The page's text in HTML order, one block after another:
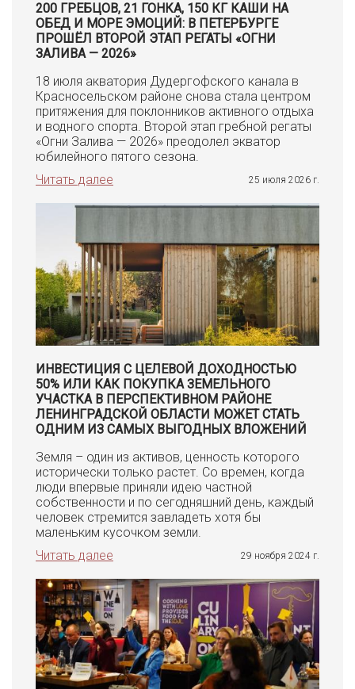
200 ГРЕБЦОВ, 21 ГОНКА, 150 КГ КАШИ НА
ОБЕД И МОРЕ ЭМОЦИЙ: В ПЕТЕРБУРГЕ
ПРОШЁЛ ВТОРОЙ ЭТАП РЕГАТЫ «ОГНИ
ЗАЛИВА — 2026»
18 июля акватория Дудергофского канала в
Красносельском районе снова стала центром
притяжения для поклонников активного отдыха
и водного спорта. Второй этап гребной регаты
«Огни Залива — 2026» преодолел экватор
юбилейного пятого сезона.
Читать далее
25 июля 2026 г.
ИНВЕСТИЦИЯ С ЦЕЛЕВОЙ ДОХОДНОСТЬЮ
50% ИЛИ КАК ПОКУПКА ЗЕМЕЛЬНОГО
УЧАСТКА В ПЕРСПЕКТИВНОМ РАЙОНЕ
ЛЕНИНГРАДСКОЙ ОБЛАСТИ МОЖЕТ СТАТЬ
ОДНИМ ИЗ САМЫХ ВЫГОДНЫХ ВЛОЖЕНИЙ
Земля – один из активов, ценность которого
исторически только растет. Со времен, когда
люди впервые приняли идею частной
собственности и по сегодняшний день, каждый
человек стремится завладеть хотя бы
маленьким кусочком земли.
Читать далее
29 ноября 2024 г.